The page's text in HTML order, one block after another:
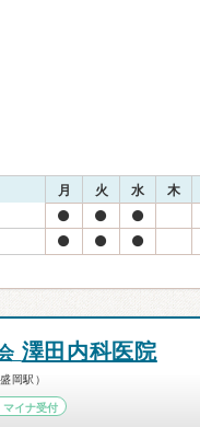
月 火 水 木
澤田内科医院
岡駅）
マイナ受付